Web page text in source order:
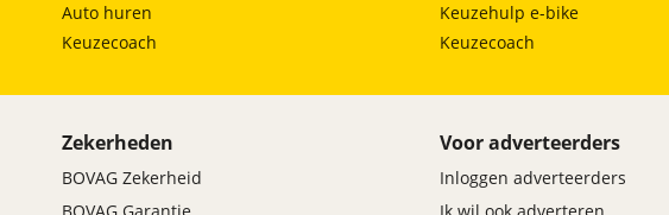
Auto huren
Keuzecoach
Keuzehulp e-bike
Keuzecoach
Zekerheden
BOVAG Zekerheid
Voor adverteerders
Inloggen adverteerders